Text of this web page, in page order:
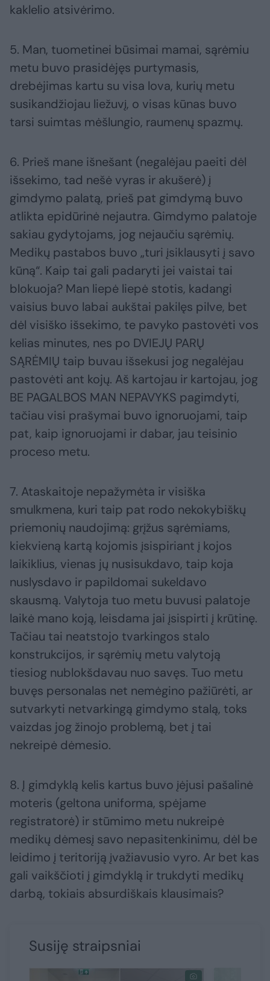
kaklelio atsivėrimo.
5. Man, tuometinei būsimai mamai, sąrėmiu
metu buvo prasidėjęs purtymasis,
drebėjimas kartu su visa lova, kurių metu
susikandžiojau liežuvį, o visas kūnas buvo
tarsi suimtas mėšlungio, raumenų spazmų.
6. Prieš mane išnešant (negalėjau paeiti dėl
išsekimo, tad nešė vyras ir akušerė) į
gimdymo palatą, prieš pat gimdymą buvo
atlikta epidūrinė nejautra. Gimdymo palatoje
sakiau gydytojams, jog nejaučiu sąrėmių.
Medikų pastabos buvo „turi įsiklausyti į savo
kūną“. Kaip tai gali padaryti jei vaistai tai
blokuoja? Man liepė liepė stotis, kadangi
vaisius buvo labai aukštai pakilęs pilve, bet
dėl visiško išsekimo, te pavyko pastovėti vos
kelias minutes, nes po DVIEJŲ PARŲ
SĄRĖMIŲ taip buvau išsekusi jog negalėjau
pastovėti ant kojų. Aš kartojau ir kartojau, jog
BE PAGALBOS MAN NEPAVYKS pagimdyti,
tačiau visi prašymai buvo ignoruojami, taip
pat, kaip ignoruojami ir dabar, jau teisinio
proceso metu.
7. Ataskaitoje nepažymėta ir visiška
smulkmena, kuri taip pat rodo nekokybiškų
priemonių naudojimą: grįžus sąrėmiams,
kiekvieną kartą kojomis įsispiriant į kojos
laikiklius, vienas jų nusisukdavo, taip koja
nuslysdavo ir papildomai sukeldavo
skausmą. Valytoja tuo metu buvusi palatoje
laikė mano koją, leisdama jai įsispirti į krūtinę.
Tačiau tai neatstojo tvarkingos stalo
konstrukcijos, ir sąrėmių metu valytoją
tiesiog nublokšdavau nuo savęs. Tuo metu
buvęs personalas net nemėgino pažiūrėti, ar
sutvarkyti netvarkingą gimdymo stalą, toks
vaizdas jog žinojo problemą, bet į tai
nekreipė dėmesio.
8. Į gimdyklą kelis kartus buvo įėjusi pašalinė
moteris (geltona uniforma, spėjame
registratorė) ir stūmimo metu nukreipė
medikų dėmesį savo nepasitenkinimu, dėl be
leidimo į teritoriją įvažiavusio vyro. Ar bet kas
gali vaikščioti į gimdyklą ir trukdyti medikų
darbą, tokiais absurdiškais klausimais?
Susiję straipsniai